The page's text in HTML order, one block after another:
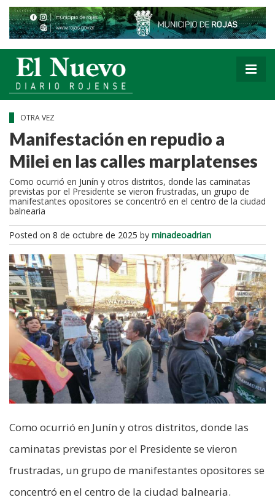
OTRA VEZ
Manifestación en repudio a
Milei en las calles marplatenses
Como ocurrió en Junín y otros distritos, donde las caminatas
previstas por el Presidente se vieron frustradas, un grupo de
manifestantes opositores se concentró en el centro de la ciudad
balnearia
Posted on 8 de octubre de 2025 by minadeoadrian
Como ocurrió en Junín y otros distritos, donde las
caminatas previstas por el Presidente se vieron
frustradas, un grupo de manifestantes opositores se
concentró en el centro de la ciudad balnearia.